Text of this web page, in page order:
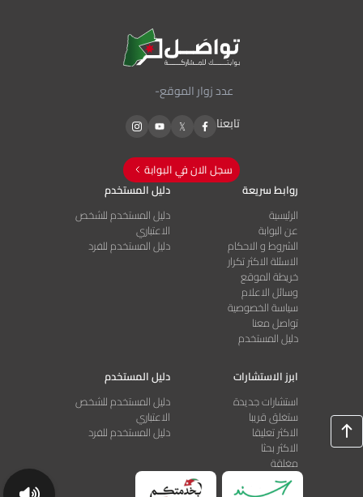
عدد زوار الموقع-
تابعنا
سجل الان في البوابة
روابط سريعة
الرئيسية
عن البوابة
الشروط و الاحكام
الاسئلة الاكثر تكرار
خريطة الموقع
وسائل الاعلام
سياسة الخصوصية
تواصل معنا
دليل المستخدم
دليل المستخدم
دليل المستخدم للشخص
الاعتباري
دليل المستخدم للفرد
ابرز الاستشارات
استشارات جديدة
ستغلق قريبا
الاكثر تعليقا
الاكثر بحثا
مغلقة
دليل المستخدم
دليل المستخدم للشخص
الاعتباري
دليل المستخدم للفرد